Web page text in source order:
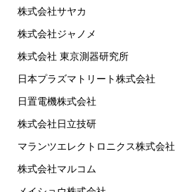
株式会社サヤカ
株式会社ジャノメ
株式会社 東京測器研究所
日本プラズマトリート株式会社
日置電機株式会社
株式会社日立技研
マランツエレクトロニクス株式会社
株式会社マルコム